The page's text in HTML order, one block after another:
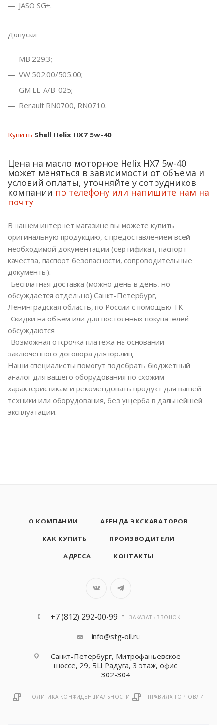
JASO SG+.
Допуски
MB 229.3;
VW 502.00/505.00;
GM LL-A/B-025;
Renault RN0700, RN0710.
Купить Shell Helix HX7 5w-40
Цена на масло моторное Helix HX7 5w-40
может меняться в зависимости от объема и
условий оплаты, уточняйте у сотрудников
компании по телефону или напишите нам на
почту
В нашем интернет магазине вы можете купить
оригинальную продукцию, с предоставлением всей
необходимой документации (сертификат, паспорт
качества, паспорт безопасности, сопроводительные
документы).
-Бесплатная доставка (можно день в день, но
обсуждается отдельно) Санкт-Петербург,
Ленинградская область, по России с помощью ТК
-Скидки на объем или для постоянных покупателей
обсуждаются
-Возможная отсрочка платежа на основании
заключенного договора для юр.лиц
Наши специалисты помогут подобрать бюджетный
аналог для вашего оборудования по схожим
характеристикам и рекомендовать продукт для вашей
техники или оборудования, без ущерба в дальнейшей
эксплуатации.
О КОМПАНИИ
АРЕНДА ЭКСКАВАТОРОВ
КАК КУПИТЬ
ПРОИЗВОДИТЕЛИ
АДРЕСА
КОНТАКТЫ
+7 (812) 292-00-99 ЗАКАЗАТЬ ЗВОНОК
info@stg-oil.ru
Санкт-Петербург, Митрофаньевское
шоссе, 29, БЦ Радуга, 3 этаж, офис
302-304
ПОЛИТИКА КОНФИДЕНЦИАЛЬНОСТИ ПРАВИЛА ТОРГОВЛИ